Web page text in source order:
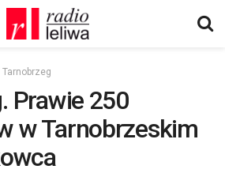
Tarnobrzeg
Prawie 250
w Tarnobrzeskim